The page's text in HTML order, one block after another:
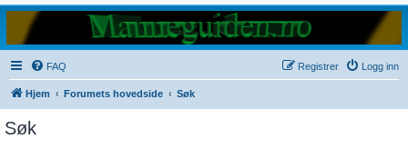
FAQ Logg inn
Registrer
Hjem Forumets hovedside Søk
Søk